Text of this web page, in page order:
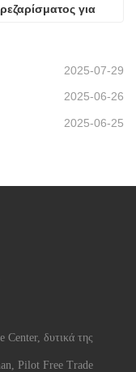
για
2025-07-29
2025-06-26
2025-06-25
δυτικά της
Pilot Free Trade